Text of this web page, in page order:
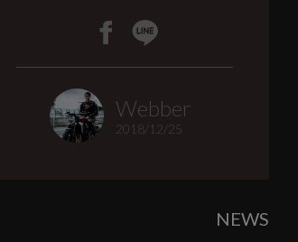
Webber
2018/12/25
NEWS